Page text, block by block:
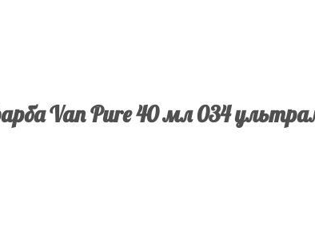
Van Pure 40 мл 034